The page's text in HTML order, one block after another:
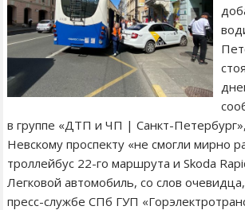
в группе «ДТП и ЧП | Санкт-
Невскому проспекту «не смогли мирно
троллейбус 22-го маршрута и Skoda
Легковой автомобиль, со слов
пресс-службе СПб ГУП